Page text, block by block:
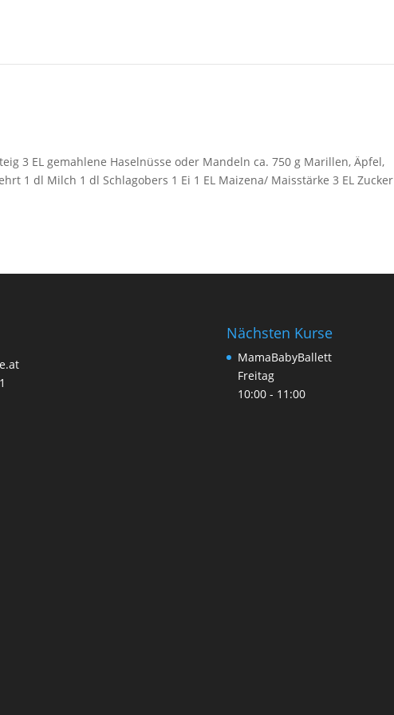
3 EL gemahlene Haselnüsse oder Mandeln ca. 750 g Marillen, Äpfel,
1 dl Milch 1 dl Schlagobers 1 Ei 1 EL Maizena/ Maisstärke 3 EL Zucker
Nächsten Kurse
MamaBabyBallett
Freitag
10:00- 11:00